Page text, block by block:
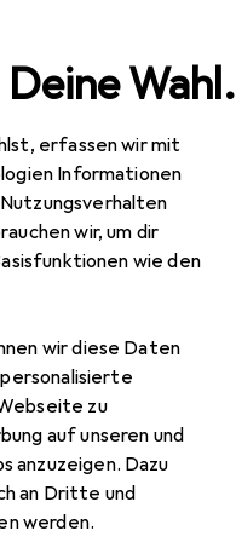
Wahl.
erfassen wir mit
Informationen
wir, um dir
wie den
wir diese Daten
personalisierte
zu
auf unseren und
anzuzeigen. Dazu
an Dritte und
werden.
Baumarkt + Garten